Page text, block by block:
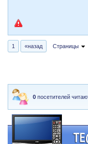
1 «назад Страницы
0 посетителей